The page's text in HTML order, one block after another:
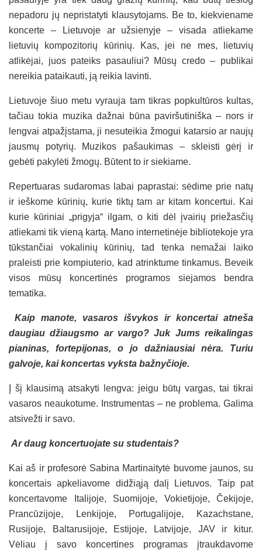
nepadoru jų nepristatyti klausytojams. Be to, kiekviename
koncerte – Lietuvoje ar užsienyje – visada atliekame
lietuvių kompozitorių kūrinių. Kas, jei ne mes, lietuvių
atlikėjai, juos pateiks pasauliui? Mūsų credo – publikai
nereikia pataikauti, ją reikia lavinti.
Lietuvoje šiuo metu vyrauja tam tikras popkultūros kultas,
tačiau tokia muzika dažnai būna paviršutiniška – nors ir
lengvai atpažįstama, ji nesuteikia žmogui katarsio ar naujų
jausmų potyrių. Muzikos pašaukimas – skleisti gėrį ir
gebėti pakylėti žmogų. Būtent to ir siekiame.
Repertuaras sudaromas labai paprastai: sėdime prie natų
ir ieškome kūrinių, kurie tiktų tam ar kitam koncertui. Kai
kurie kūriniai „prigyja“ ilgam, o kiti dėl įvairių priežasčių
atliekami tik vieną kartą. Mano internetinėje bibliotekoje yra
tūkstančiai vokalinių kūrinių, tad tenka nemažai laiko
praleisti prie kompiuterio, kad atrinktume tinkamus. Beveik
visos mūsų koncertinės programos siejamos bendra
tematika.
Kaip manote, vasaros išvykos ir koncertai atneša
daugiau džiaugsmo ar vargo? Juk Jums reikalingas
pianinas, fortepijonas, o jo dažniausiai nėra. Turiu
galvoje, kai koncertas vyksta bažnyčioje.
Į šį klausimą atsakyti lengva: jeigu būtų vargas, tai tikrai
vasaros neaukotume. Instrumentas – ne problema. Galima
atsivežti ir savo.
Ar daug koncertuojate su studentais?
Kai aš ir profesorė Sabina Martinaitytė buvome jaunos, su
koncertais apkeliavome didžiąją dalį Lietuvos. Taip pat
koncertavome Italijoje, Suomijoje, Vokietijoje, Čekijoje,
Prancūzijoje, Lenkijoje, Portugalijoje, Kazachstane,
Rusijoje, Baltarusijoje, Estijoje, Latvijoje, JAV ir kitur.
Vėliau į savo koncertines programas įtraukdavome